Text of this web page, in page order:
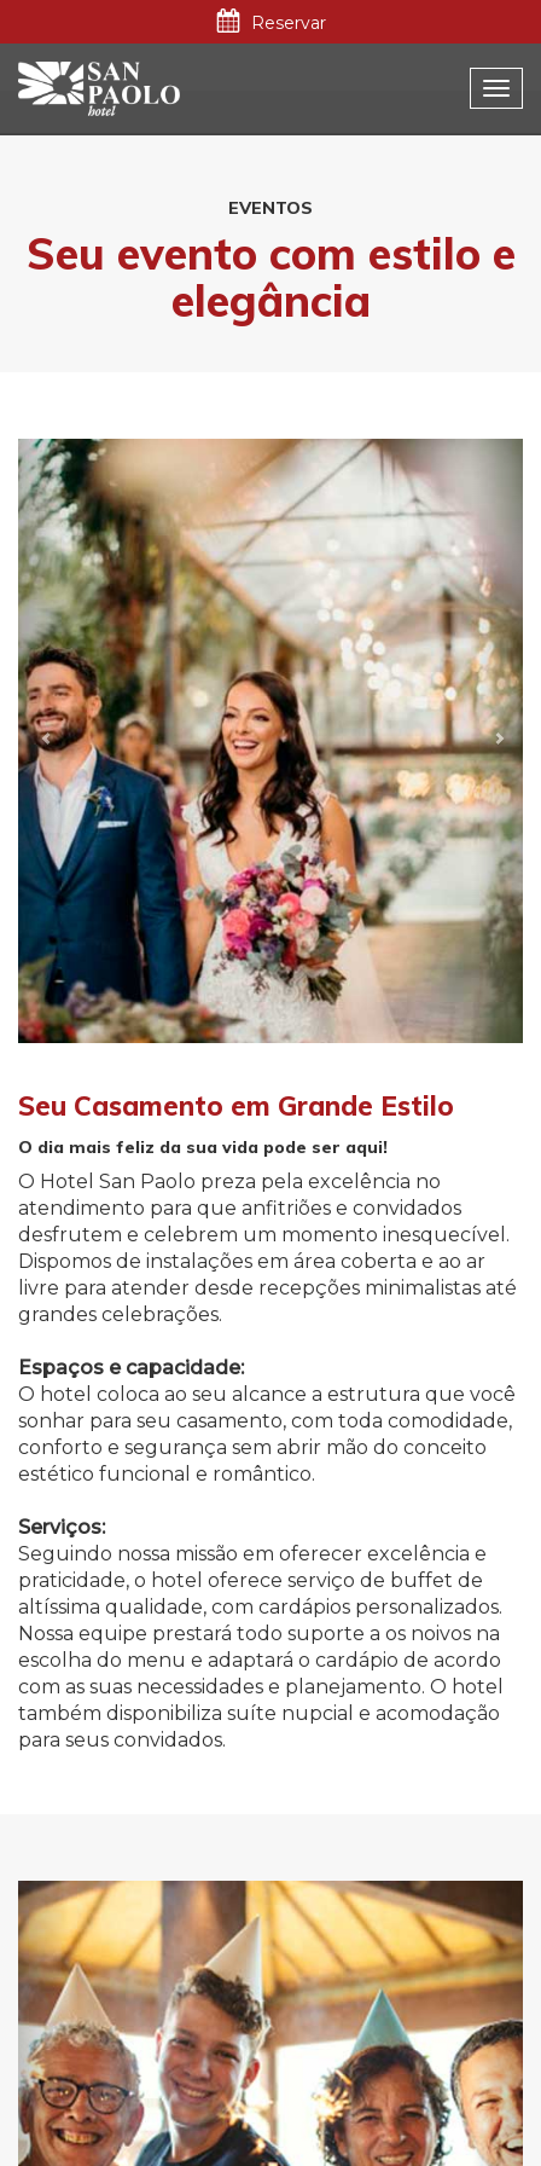
Reservar
EVENTOS
Seu evento com estilo e
elegância
Previous
Seu Casamento em Grande Estilo
O dia mais feliz da sua vida pode ser aqui!
O Hotel San Paolo preza pela excelência no
atendimento para que anfitriões e convidados
desfrutem e celebrem um momento inesquecível.
Dispomos de instalações em área coberta e ao ar
livre para atender desde recepções minimalistas até
grandes celebrações.
Espaços e capacidade:
O hotel coloca ao seu alcance a estrutura que você
sonhar para seu casamento, com toda comodidade,
conforto e segurança sem abrir mão do conceito
estético funcional e romântico.
Serviços:
Seguindo nossa missão em oferecer excelência e
praticidade, o hotel oferece serviço de buffet de
altíssima qualidade, com cardápios personalizados.
Nossa equipe prestará todo suporte a os noivos na
escolha do menu e adaptará o cardápio de acordo
com as suas necessidades e planejamento. O hotel
também disponibiliza suíte nupcial e acomodação
para seus convidados.
Previous